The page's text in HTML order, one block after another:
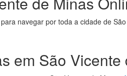
para navegar por toda a cidade de
em São Vicente